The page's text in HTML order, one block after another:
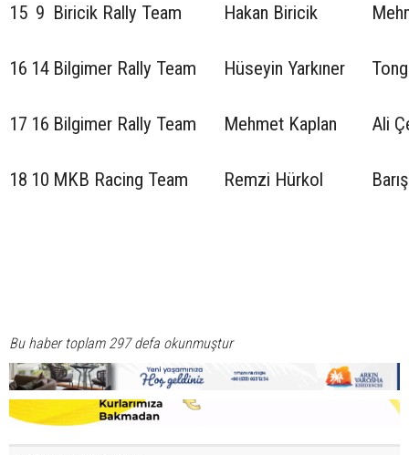
15 9 Biricik Rally Team Hakan Biricik
16 14 Bilgimer Rally Team Hüseyin Yarkıner
17 16 Bilgimer Rally Team Mehmet Kaplan Ali
18 10 MKB Racing Team Remzi Hürkol
Bu haber toplam 297 defa okunmuştur